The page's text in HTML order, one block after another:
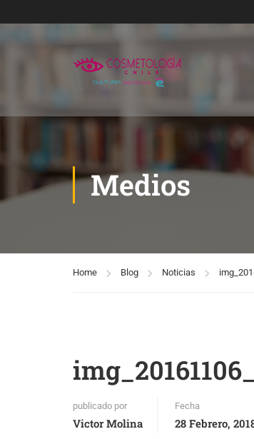
Medios
Home Blog Noticias
publicado por
Victor Molina
Fecha
28 Febrero,